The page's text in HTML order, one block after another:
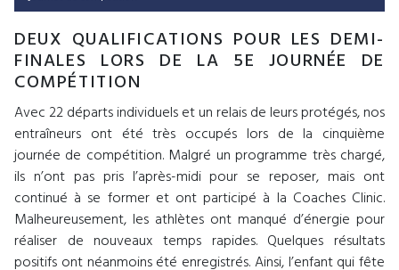
DEUX QUALIFICATIONS POUR LES DEMI-
FINALES LORS DE LA 5E JOURNÉE DE
COMPÉTITION
Avec 22 départs individuels et un relais de leurs protégés, nos
entraîneurs ont été très occupés lors de la cinquième
journée de compétition. Malgré un programme très chargé,
ils n’ont pas pris l’après-midi pour se reposer, mais ont
continué à se former et ont participé à la Coaches Clinic.
Malheureusement, les athlètes ont manqué d’énergie pour
réaliser de nouveaux temps rapides. Quelques résultats
positifs ont néanmoins été enregistrés. Ainsi, l’enfant qui fête